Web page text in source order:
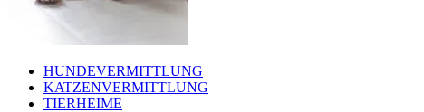
HUNDEVERMITTLUNG
KATZENVERMITTLUNG
TIERHEIME